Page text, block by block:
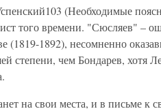
(Необходимые
того времени. "Сюсляев" –
(1819-1892), несомненно
степени, чем Бондарев, хотя
на свои места, и в письме к